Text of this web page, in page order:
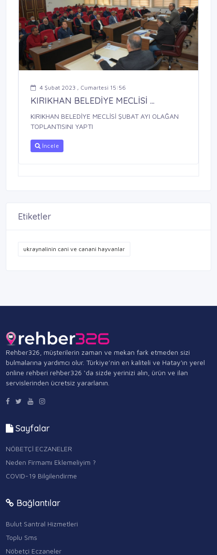
4 Şubat 2023 , Cumartesi 15:56
KIRIKHAN BELEDİYE MECLİSİ ...
KIRIKHAN BELEDİYE MECLİSİ ŞUBAT AYI OLAĞAN
TOPLANTISINI YAPTI
İncele
Etiketler
ukraynalinin cani ve canani hayvanlar
Rehber326, müşterilerin zaman ve mekan fark etmeden sizi
bulmalarına yardımcı olur. Türkiye’nin en kaliteli ve Hatay'ın yerel
online rehberi rehber326 ‘da sizde yerinizi alın, ürün ve ilan
servislerinden ücretsiz yararlanın.
Sayfalar
NÖBETÇİ ECZANELER
Neden Firmamı Eklemeliyim ?
COVID-19 Bilgilendirme
Bağlantılar
Bulut Santral Hizmetleri
Toplu Sms
Nöbetçi Eczaneler